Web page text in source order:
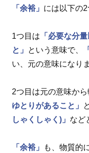
「余裕」 には以下の2
1つ目は 「必要な分
と」
という意味で、
い、元の意味になり
2つ目は元の意味から
ゆとりがあること」
しゃくしゃく)」 など
「余裕」
も、物質的